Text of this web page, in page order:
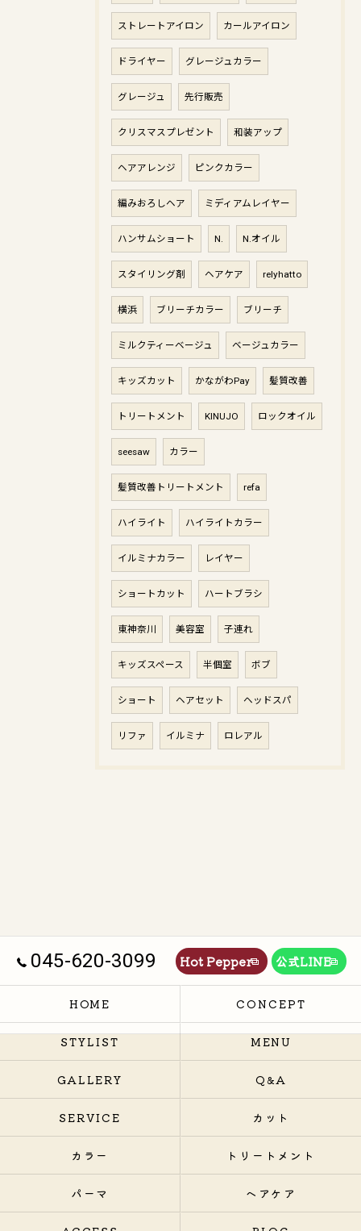
ストレートアイロン カールアイロン
ドライヤー グレージュカラー
グレージュ 先行販売
クリスマスプレゼント 和装アップ
ヘアアレンジ ピンクカラー
編みおろしヘア ミディアムレイヤー
ハンサムショート N. N.オイル
スタイリング剤 ヘアケア relyhatto
横浜 ブリーチカラー ブリーチ
ミルクティーベージュ ベージュカラー
キッズカット かながわPay 髪質改善
トリートメント KINUJO ロックオイル
seesaw カラー
髪質改善トリートメント refa
ハイライト ハイライトカラー
イルミナカラー レイヤー
ショートカット ハートブラシ
東神奈川 美容室 子連れ
キッズスペース 半個室 ボブ
ショート ヘアセット ヘッドスパ
リファ イルミナ ロレアル
045-620-3099 Hot Pepper 公式LINE
HOME CONCEPT
STYLIST MENU
GALLERY Q&A
SERVICE カット
カラー トリートメント
パーマ ヘアケア